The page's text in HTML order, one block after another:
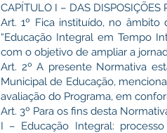
CAPÍTULO I – DAS DISPOSIÇÕES
Art. 1º Fica instituído, no
“Educação Integral em Tempo
com o objetivo de ampliar a
Art. 2º A presente Normativa
Municipal de Educação,
avaliação do Programa, em
Art. 3º Para os fins desta
I – Educação Integral: